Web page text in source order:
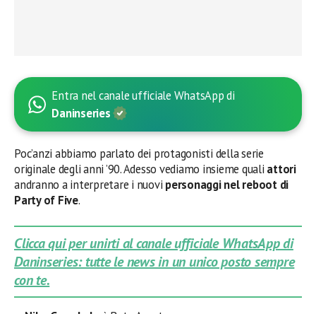
Entra nel canale ufficiale WhatsApp di
Daninseries
Poc’anzi abbiamo parlato dei protagonisti della serie
originale degli anni ’90. Adesso vediamo insieme quali attori
andranno a interpretare i nuovi personaggi nel reboot di
Party of Five.
Clicca qui per unirti al canale ufficiale WhatsApp di
Daninseries: tutte le news in un unico posto sempre
con te.